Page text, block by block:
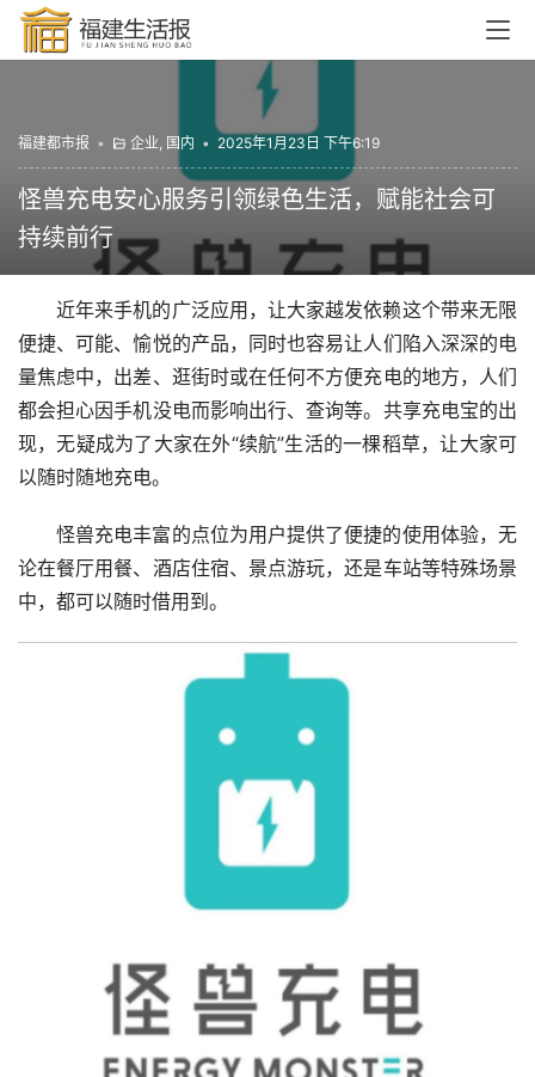
福建都市报 • 企业, 国内 • 2025年1月23日 下午6:19
怪兽充电安心服务引领绿色生活，赋能社会可
持续前行
近年来手机的广泛应用，让大家越发依赖这个带来无限
便捷、可能、愉悦的产品，同时也容易让人们陷入深深的电
量焦虑中，出差、逛街时或在任何不方便充电的地方，人们
都会担心因手机没电而影响出行、查询等。共享充电宝的出
现，无疑成为了大家在外“续航”生活的一棵稻草，让大家可
以随时随地充电。
怪兽充电丰富的点位为用户提供了便捷的使用体验，无
论在餐厅用餐、酒店住宿、景点游玩，还是车站等特殊场景
中，都可以随时借用到。